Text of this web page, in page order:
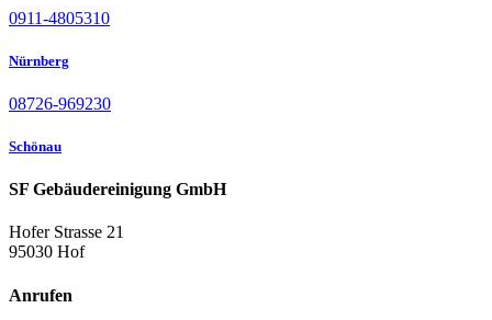
0911-4805310
Nürnberg
08726-969230
Schönau
SF Gebäudereinigung GmbH
Hofer Strasse 21
95030 Hof
Anrufen